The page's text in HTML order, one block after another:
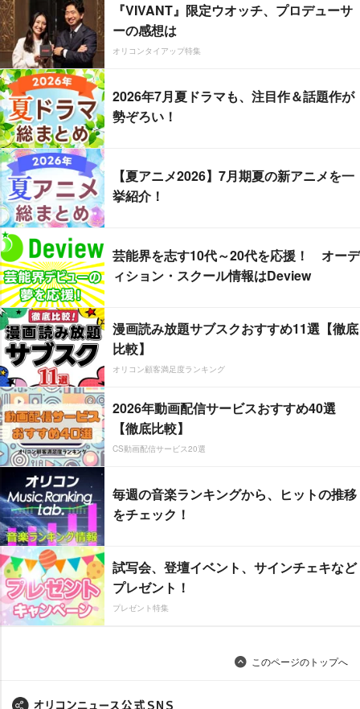
『VIVANT』限定ウオッチ、プロデューサ
ーの感想は
オリコンタイアップ特集
2026年7月夏ドラマも、注目作＆話題作が
勢ぞろい！
【夏アニメ2026】7月期夏の新アニメを一
挙紹介！
芸能界を志す10代～20代を応援！ オーデ
ィション・スクール情報はDeview
漫画読み放題サブスクおすすめ11選【徹底
比較】
オリコン顧客満足度ランキング
2026年動画配信サービスおすすめ40選
【徹底比較】
CS動画配信サービス20選
毎週の音楽ランキングから、ヒットの推移
をチェック！
試写会、登壇イベント、サインチェキなど
プレゼント！
プレゼント特集
このページのトップへ